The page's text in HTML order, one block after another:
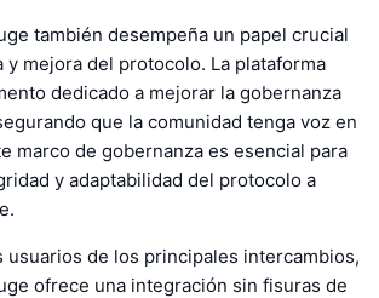
también desempeña un papel crucial
y mejora del protocolo. La plataforma
dedicado a mejorar la gobernanza
que la comunidad tenga voz en
marco de gobernanza es esencial para
y adaptabilidad del protocolo a
usuarios de los principales intercambios,
ofrece una integración sin fisuras de